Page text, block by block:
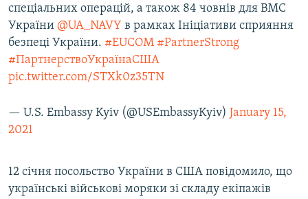
спеціальних операцій, а також 84 човнів для ВМС
України @UA_NAVY в рамках Ініціативи сприяння
безпеці України. #EUCOM #PartnerStrong
#ПартнерствоУкраїнаСША
pic.twitter.com/STXk0z35TN
— U.S. Embassy Kyiv (@USEmbassyKyiv) January 15,
2021
12 січня посольство України в США повідомило, що
українські військові моряки зі складу екіпажів